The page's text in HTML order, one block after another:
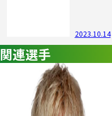
2023.10.14
関連選手